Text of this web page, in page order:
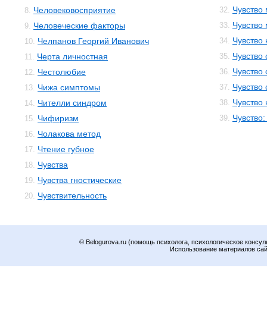
8. Человековосприятие
9. Человеческие факторы
10. Челпанов Георгий Иванович
11. Черта личностная
12. Честолюбие
13. Чижа симптомы
14. Чителли синдром
15. Чифиризм
16. Чолакова метод
17. Чтение губное
18. Чувства
19. Чувства гностические
20. Чувствительность
32.
33.
34. Чувство
35. Чувство
36. Чувство
37. Чувство
38.
39.
© Belogurova.ru (помощь психолога, психологическое
Использование материалов